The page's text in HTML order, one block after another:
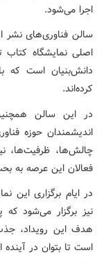
اجرا می‌شود.
دانش‌بنیان است که
کرده‌اند.
در این سالن
اندیشمندان حوزه
چالش‌ها، ظرفیت‌ها،
فعالان این عرصه به
در ایام برگزاری این
نیز برگزار می‌شود
هدف این رویداد،
است تا بتوان در